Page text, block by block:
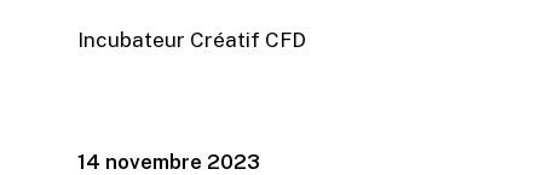
Incubateur Créatif CFD
14 novembre 2023